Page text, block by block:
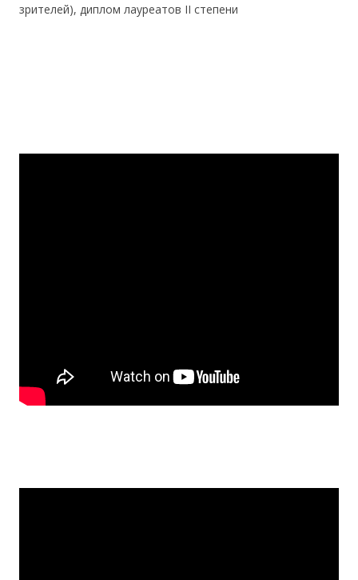
зрителей), диплом лауреатов II степени